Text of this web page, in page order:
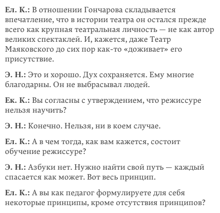
Ел. К.: В отношении Гончарова складывается
впечатление, что в истории театра он остался прежде
всего как крупная театральная личность — не как автор
великих спектаклей. И, кажется, даже Театр
Маяковского до сих пор как-то «доживает» его
присутствие.
Э. Н.: Это и хорошо. Дух сохраняется. Ему многие
благодарны. Он не вы­бра­сывал людей.
Ек. К.: Вы согласны с утверждением, что режиссуре
нельзя научить?
Э. Н.: Конечно. Нельзя, ни в коем случае.
Ел. К.: А в чем тогда, как вам кажется, состоит
обучение режиссуре?
Э. Н.: Азбуки нет. Нужно найти свой путь — каждый
спасается как может. Вот весь принцип.
Ел. К.: А вы как педагог формулируете для себя
некоторые принципы, кроме отсутствия принципов?